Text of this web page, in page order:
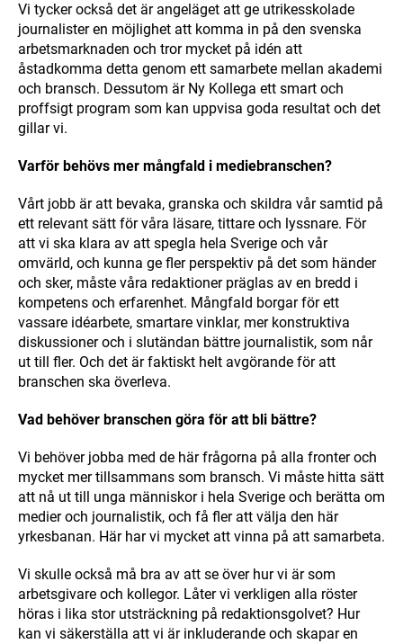
Vi tycker också det är angeläget att ge utrikesskolade
journalister en möjlighet att komma in på den svenska
arbetsmarknaden och tror mycket på idén att
åstadkomma detta genom ett samarbete mellan akademi
och bransch. Dessutom är Ny Kollega ett smart och
proffsigt program som kan uppvisa goda resultat och det
gillar vi.
Varför behövs mer mångfald i mediebranschen?
Vårt jobb är att bevaka, granska och skildra vår samtid på
ett relevant sätt för våra läsare, tittare och lyssnare. För
att vi ska klara av att spegla hela Sverige och vår
omvärld, och kunna ge fler perspektiv på det som händer
och sker, måste våra redaktioner präglas av en bredd i
kompetens och erfarenhet. Mångfald borgar för ett
vassare idéarbete, smartare vinklar, mer konstruktiva
diskussioner och i slutändan bättre journalistik, som når
ut till fler. Och det är faktiskt helt avgörande för att
branschen ska överleva.
Vad behöver branschen göra för att bli bättre?
Vi behöver jobba med de här frågorna på alla fronter och
mycket mer tillsammans som bransch. Vi måste hitta sätt
att nå ut till unga människor i hela Sverige och berätta om
medier och journalistik, och få fler att välja den här
yrkesbanan. Här har vi mycket att vinna på att samarbeta.
Vi skulle också må bra av att se över hur vi är som
arbetsgivare och kollegor. Låter vi verkligen alla röster
höras i lika stor utsträckning på redaktionsgolvet? Hur
kan vi säkerställa att vi är inkluderande och skapar en